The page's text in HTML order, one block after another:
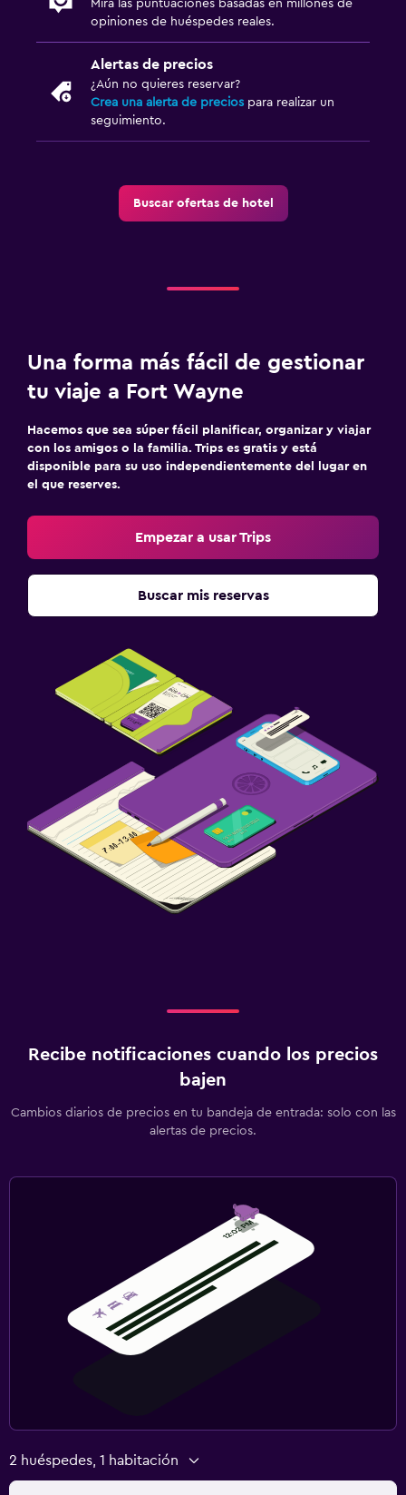
Gimnasio
Mira las puntuaciones basadas en millones de
opiniones de huéspedes reales.
Alertas de precios
¿Aún no quieres reservar?
Crea una alerta de precios para realizar un
seguimiento.
Buscar ofertas de hotel
Una forma más fácil de gestionar
tu viaje a Fort Wayne
Hacemos que sea súper fácil planificar, organizar y viajar
con los amigos o la familia. Trips es gratis y está
disponible para su uso independientemente del lugar en
el que reserves.
Empezar a usar Trips
Buscar mis reservas
Recibe notificaciones cuando los precios
bajen
Cambios diarios de precios en tu bandeja de entrada: solo con las
alertas de precios.
2 huéspedes, 1 habitación